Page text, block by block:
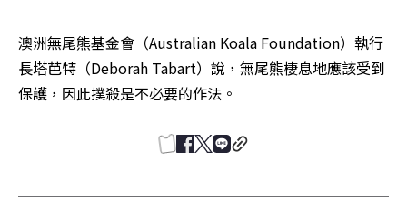
澳洲無尾熊基金會（Australian Koala Foundation）執行
長塔芭特（Deborah Tabart）說，無尾熊棲息地應該受到
保護，因此撲殺是不必要的作法。